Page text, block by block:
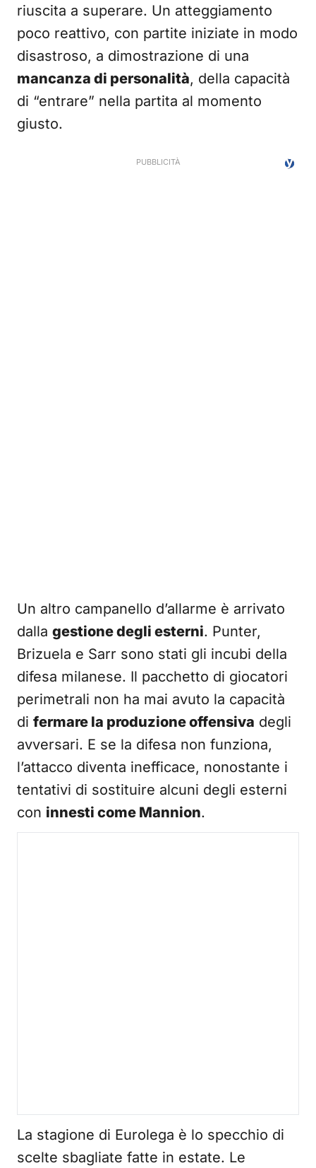
riuscita a superare. Un atteggiamento
poco reattivo, con partite iniziate in modo
disastroso, a dimostrazione di una
mancanza di personalità, della capacità
di “entrare” nella partita al momento
giusto.
Un altro campanello d’allarme è arrivato
dalla gestione degli esterni. Punter,
Brizuela e Sarr sono stati gli incubi della
difesa milanese. Il pacchetto di giocatori
perimetrali non ha mai avuto la capacità
di fermare la produzione offensiva degli
avversari. E se la difesa non funziona,
l’attacco diventa inefficace, nonostante i
tentativi di sostituire alcuni degli esterni
con innesti come Mannion.
La stagione di Eurolega è lo specchio di
scelte sbagliate fatte in estate. Le